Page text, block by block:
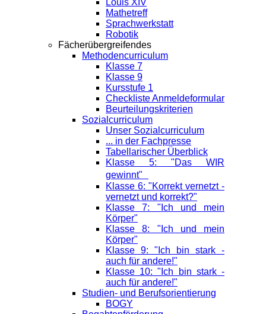
Louis XIV
Mathetreff
Sprachwerkstatt
Robotik
Fächerübergreifendes
Methodencurriculum
Klasse 7
Klasse 9
Kursstufe 1
Checkliste Anmeldeformular
Beurteilungskriterien
Sozialcurriculum
Unser Sozialcurriculum
... in der Fachpresse
Tabellarischer Überblick
Klasse 5: "Das WIR
gewinnt"
Klasse 6: "Korrekt vernetzt -
vernetzt und korrekt?"
Klasse 7: "Ich und mein
Körper"
Klasse 8: "Ich und mein
Körper"
Klasse 9: "Ich bin stark -
auch für andere!"
Klasse 10: "Ich bin stark -
auch für andere!"
Studien- und Berufsorientierung
BOGY